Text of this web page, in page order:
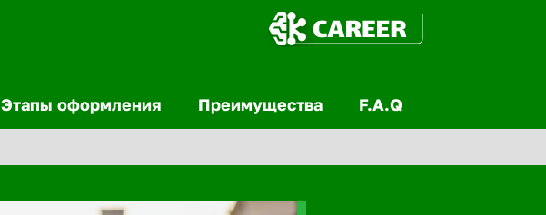
Этапы оформления Преимущества F.A.Q